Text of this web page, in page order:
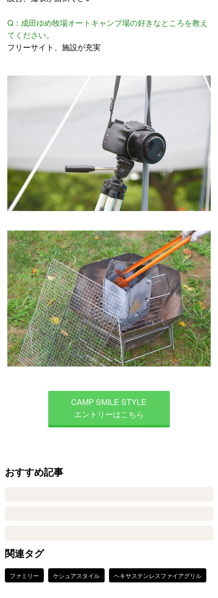
Q：成田ゆめ牧場オートキャンプ場の好きなところを教え
てください。
フリーサイト、施設が充実
CAMP SMILE STYLE
エントリーはこちら
おすすめ記事
関連タグ
ファミリー ケシュアスタイル ヘキサステンレスファイアグリル